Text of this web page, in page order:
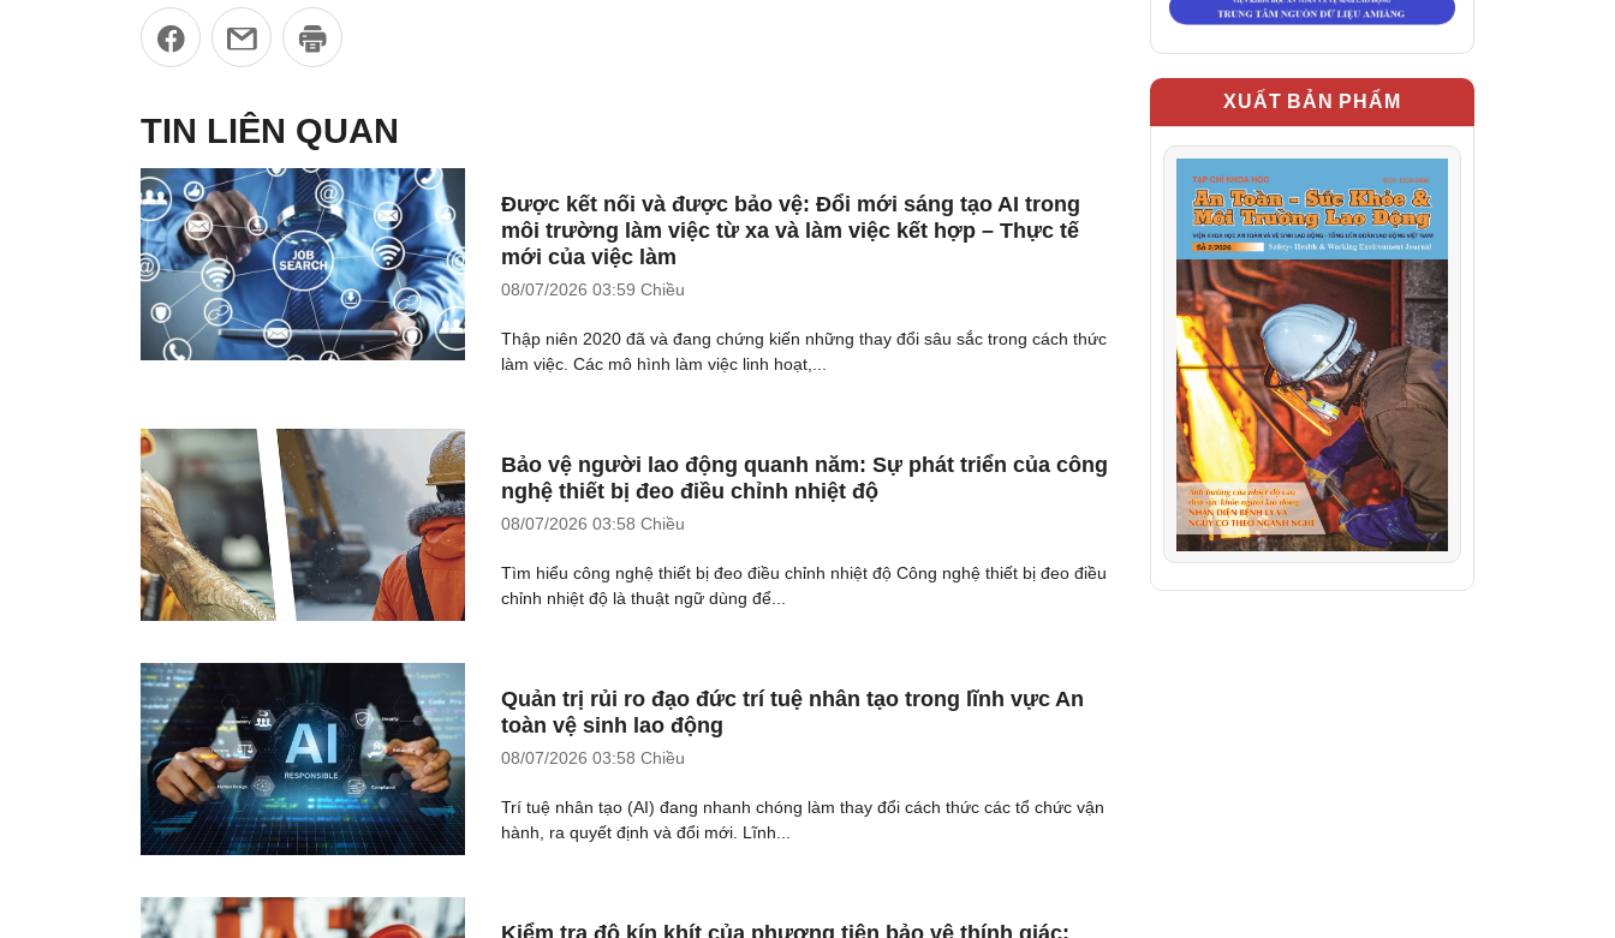
TIN LIÊN QUAN
Được kết nối và được bảo vệ: Đổi mới sáng tạo AI trong
môi trường làm việc từ xa và làm việc kết hợp – Thực tế
mới của việc làm
08/07/2026 03:59 Chiều
Thập niên 2020 đã và đang chứng kiến những thay đổi sâu sắc trong cách thức
làm việc. Các mô hình làm việc linh hoạt,...
Bảo vệ người lao động quanh năm: Sự phát triển của công
nghệ thiết bị đeo điều chỉnh nhiệt độ
08/07/2026 03:58 Chiều
Tìm hiểu công nghệ thiết bị đeo điều chỉnh nhiệt độ Công nghệ thiết bị đeo điều
chỉnh nhiệt độ là thuật ngữ dùng để...
Quản trị rủi ro đạo đức trí tuệ nhân tạo trong lĩnh vực An
toàn vệ sinh lao động
08/07/2026 03:58 Chiều
Trí tuệ nhân tạo (AI) đang nhanh chóng làm thay đổi cách thức các tổ chức vận
hành, ra quyết định và đổi mới. Lĩnh...
XUẤT BẢN PHẨM